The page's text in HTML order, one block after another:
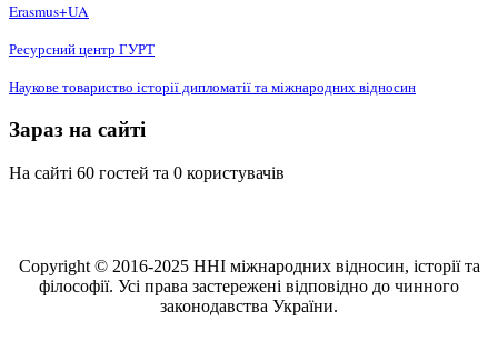
Erasmus+UA
Ресурсний центр ГУРТ
Наукове товариство історії дипломатії та міжнародних відносин
Зараз на сайті
На сайті 60 гостей та 0 користувачів
Copyright © 2016-2025 ННІ міжнародних відносин, історії та
філософії. Усі права застережені відповідно до чинного
законодавства України.